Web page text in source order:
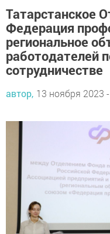
Татарстанское
Федерация
региональное
работодателей
сотрудничестве
автор, 13 ноября 2023